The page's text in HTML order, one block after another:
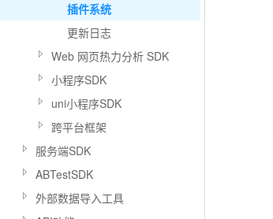
插件系统
更新日志
Web 网页热力分析 SDK
小程序SDK
uni小程序SDK
跨平台框架
服务端SDK
ABTestSDK
外部数据导入工具